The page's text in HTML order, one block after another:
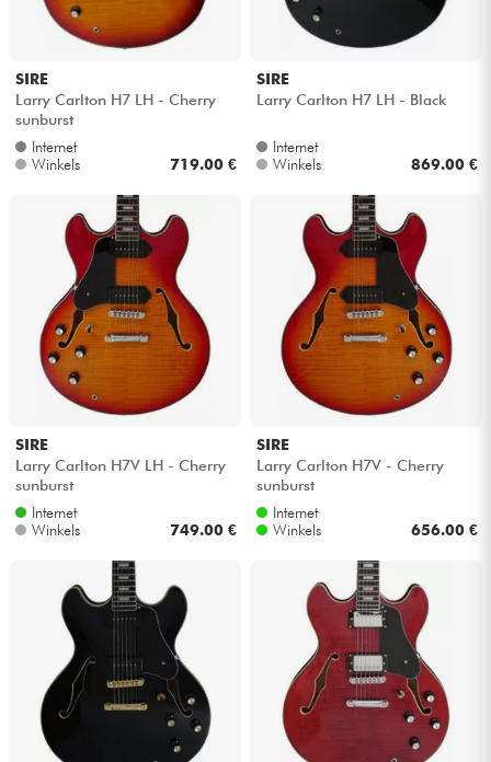
SIRE
Larry Carlton H7 LH - Cherry
sunburst
Internet
Winkels
719.00 €
SIRE
Larry Carlton H7 LH - Black
Internet
Winkels
869.00 €
SIRE
Larry Carlton H7V LH - Cherry
sunburst
Internet
Winkels
749.00 €
SIRE
Larry Carlton H7V - Cherry
sunburst
Internet
Winkels
656.00 €